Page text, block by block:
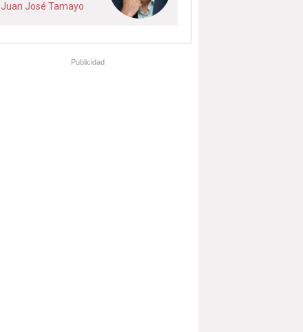
Juan José Tamayo
Publicidad